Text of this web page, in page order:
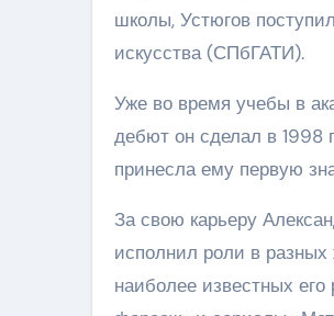
школы, Устюгов
искусства (СПбГАТИ).
Уже во время учебы в
дебют он сделал в 1998
принесла ему первую
За свою карьеру
исполнил роли в
наиболее известных